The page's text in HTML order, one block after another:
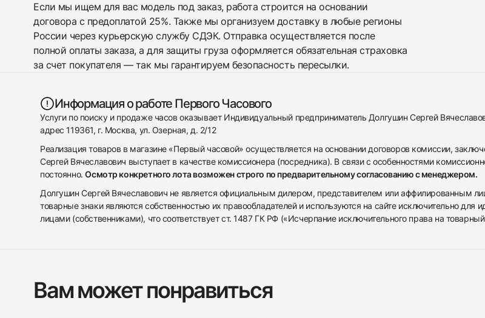
Если мы ищем для вас модель под заказ, работа строится на основании
договора с предоплатой 25%. Также мы организуем доставку в любые регионы
России через курьерскую службу СДЭК. Отправка осуществляется после
полной оплаты заказа, а для защиты груза оформляется обязательная страховка
за счет покупателя — так мы гарантируем безопасность пересылки.
Информация о работе Первого Часового
Услуги по поиску и продаже часов оказывает Индивидуальный предприниматель Долгушин Сергей
адрес 119361, г. Москва, ул. Озерная, д. 2/12
Реализация товаров в магазине «Первый часовой» осуществляется на основании договоров комиссии,
Сергей Вячеславович выступает в качестве комиссионера (посредника). В связи с особенностями
постоянно.Осмотр конкретного лота возможен строго по предварительному согласованию с менеджером.
Долгушин Сергей Вячеславович не является официальным дилером, представителем или аффилированным
товарные знаки являются собственностью их правообладателей и используются на сайте исключительно
лицами (собственниками), что соответствует ст. 1487 ГК РФ («Исчерпание исключительного права на
Вам может понравиться